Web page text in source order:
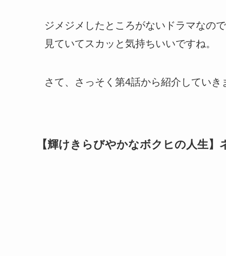
ジメジメしたところがないドラマなの
見ていてスカッと気持ちいいですね。
さて、さっそく第4話から紹介していき
【輝けきらびやかなボクヒの人生】